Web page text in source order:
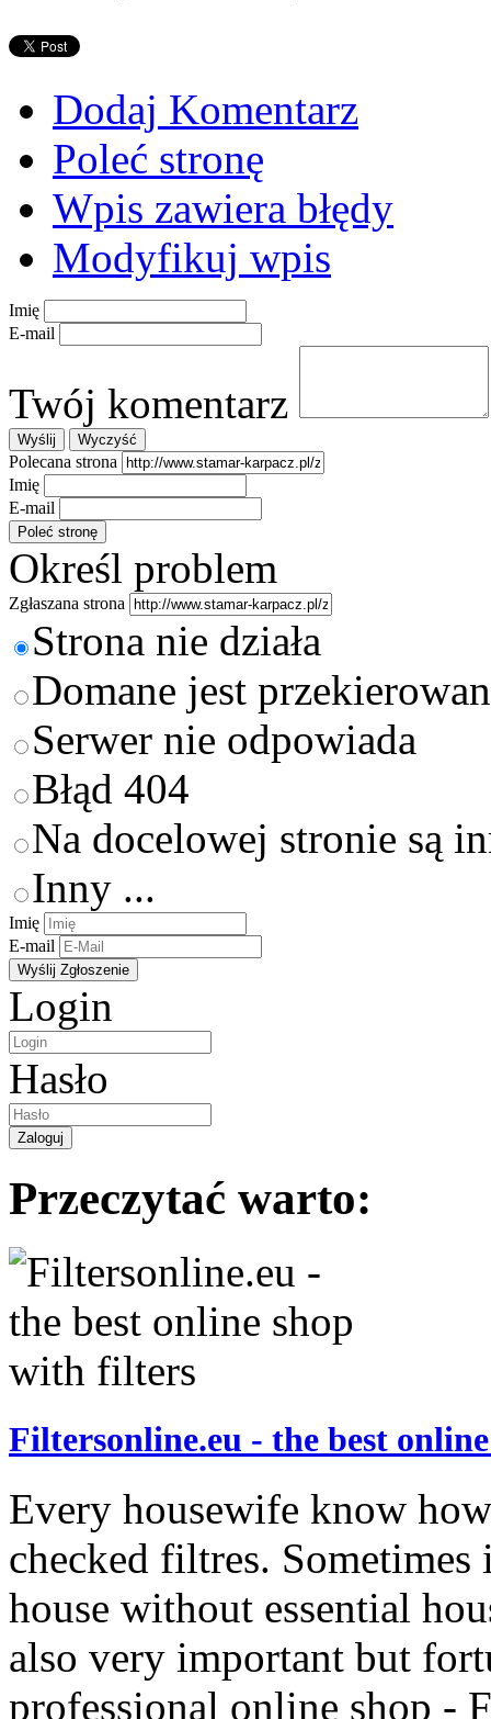
Dodaj Komentarz
Poleć stronę
Wpis zawiera błędy
Modyfikuj wpis
Imię
E-mail
Twój komentarz
Polecana strona
Imię
E-mail
Określ problem
Zgłaszana strona
Strona nie działa
Domane jest
Serwer nie odpowiada
Błąd 404
Na docelowej stronie są
Inny ...
Imię
E-mail
Login
Hasło
Przeczytać warto:
Filtersonline.eu - the best
Every housewife know
checked filtres.
house without essential
also very important but
professional online shop -